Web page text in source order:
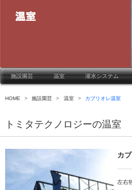
施設園芸 温室 灌水システム
HOME > 施設園芸 > 温室 > カブリオレ温室
トミタテクノロジーの温室
カ
左右